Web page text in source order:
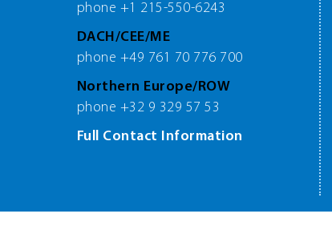
phone +1 215-550-6243
DACH/CEE/ME
phone +49 761 70 776 700
Northern Europe/ROW
phone +32 9 329 57 53
Full Contact Information